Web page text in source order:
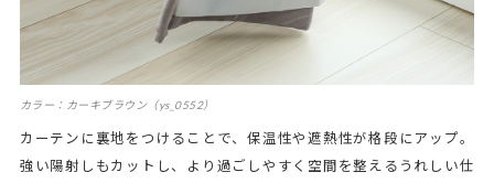
カラー：カーキブラウン（ys_0552）
カーテンに裏地をつけることで、保温性や遮熱性が格段にアップ。
強い陽射しもカットし、より過ごしやすく空間を整えるうれしい仕